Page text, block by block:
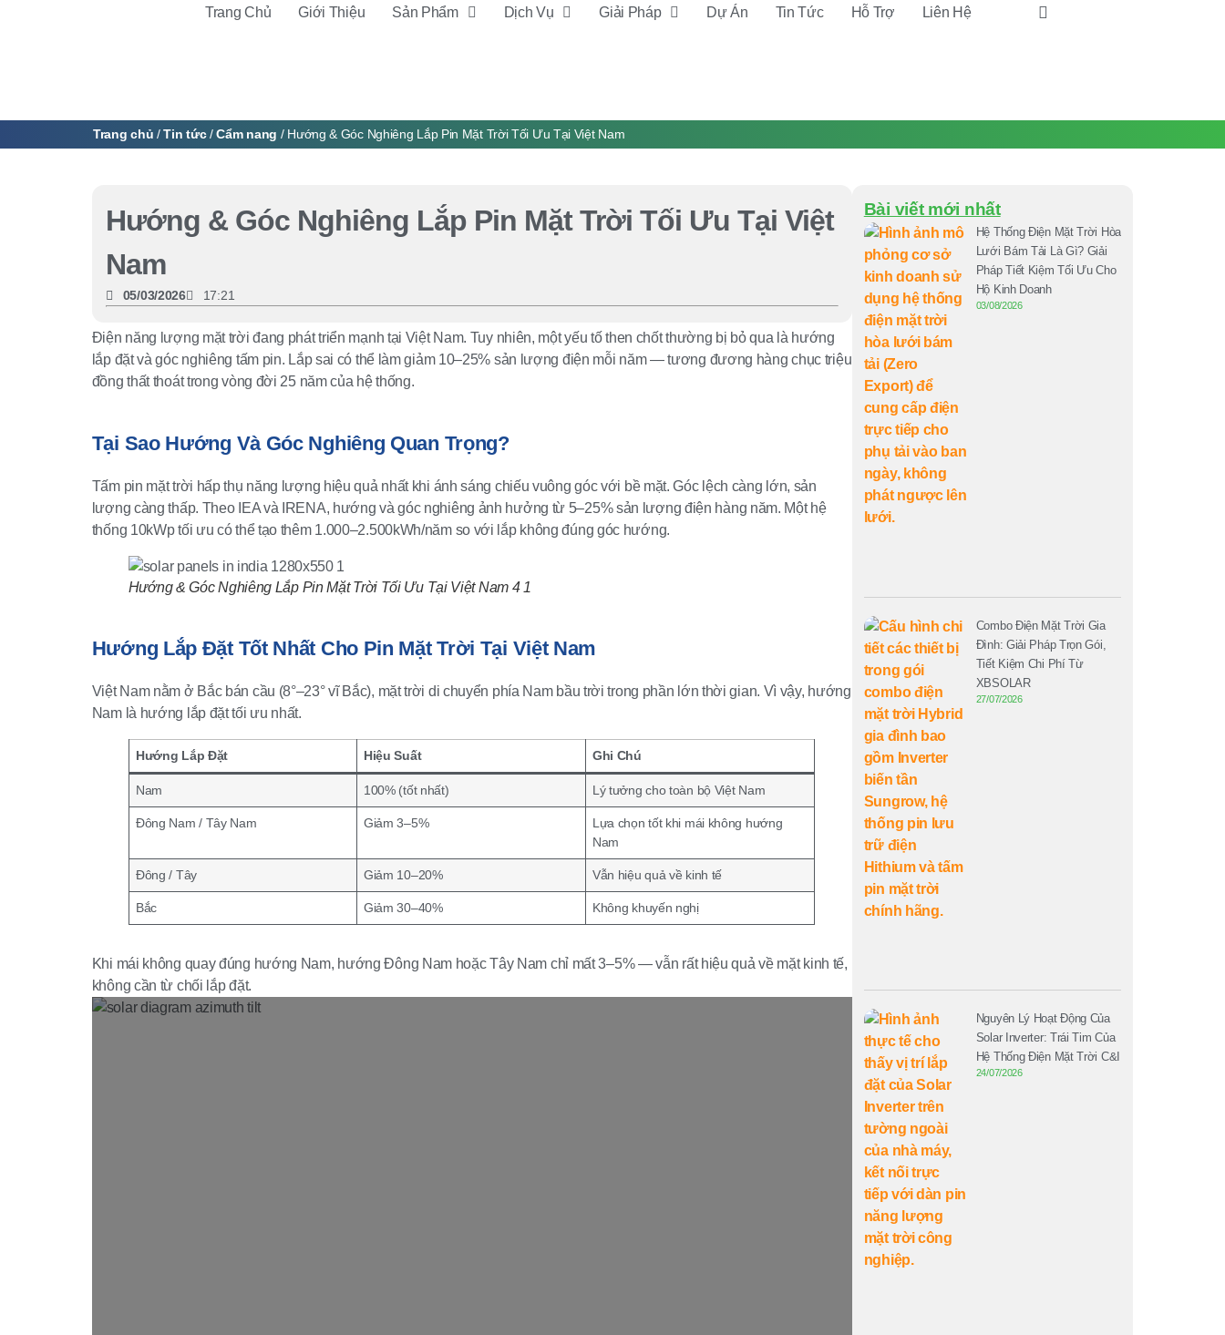
Trang Chủ Giới Thiệu Sản Phẩm Dịch Vụ Giải Pháp Dự Án Tin Tức Hỗ Trợ Liên Hệ
Trang chủ /Tin tức/Cẩm nang / Hướng & Góc Nghiêng Lắp Pin Mặt Trời Tối Ưu Tại Việt Nam
Hướng & Góc Nghiêng Lắp Pin Mặt Trời Tối Ưu Tại Việt
Nam
05/03/2026 17:21
Điện năng lượng mặt trời đang phát triển mạnh tại Việt Nam. Tuy nhiên, một yếu tố then chốt thường bị bỏ qua là hướng
lắp đặt và góc nghiêng tấm pin. Lắp sai có thể làm giảm 10–25% sản lượng điện mỗi năm — tương đương hàng chục triệu
đồng thất thoát trong vòng đời 25 năm của hệ thống.
Tại Sao Hướng Và Góc Nghiêng Quan Trọng?
Tấm pin mặt trời hấp thụ năng lượng hiệu quả nhất khi ánh sáng chiếu vuông góc với bề mặt. Góc lệch càng lớn, sản
lượng càng thấp. Theo IEA và IRENA, hướng và góc nghiêng ảnh hưởng từ 5–25% sản lượng điện hàng năm. Một hệ
thống 10kWp tối ưu có thể tạo thêm 1.000–2.500kWh/năm so với lắp không đúng góc hướng.
Hướng & Góc Nghiêng Lắp Pin Mặt Trời Tối Ưu Tại Việt Nam 4 1
Hướng Lắp Đặt Tốt Nhất Cho Pin Mặt Trời Tại Việt Nam
Việt Nam nằm ở Bắc bán cầu (8°–23° vĩ Bắc), mặt trời di chuyển phía Nam bầu trời trong phần lớn thời gian. Vì vậy, hướng
Nam là hướng lắp đặt tối ưu nhất.
Hướng Lắp Đặt Hiệu Suất Ghi Chú
Nam 100% (tốt nhất) Lý tưởng cho toàn bộ Việt Nam
Đông Nam / Tây Nam Giảm 3–5%
Lựa chọn tốt khi mái không hướng
Nam
Đông / Tây Giảm 10–20% Vẫn hiệu quả về kinh tế
Bắc Giảm 30–40% Không khuyến nghị
Khi mái không quay đúng hướng Nam, hướng Đông Nam hoặc Tây Nam chỉ mất 3–5% — vẫn rất hiệu quả về mặt kinh tế,
không cần từ chối lắp đặt.
Bài viết mới nhất
Hệ Thống Điện Mặt Trời Hòa
Lưới Bám Tải Là Gì? Giải
Pháp Tiết Kiệm Tối Ưu Cho
Hộ Kinh Doanh
03/08/2026
Combo Điện Mặt Trời Gia
Đình: Giải Pháp Trọn Gói,
Tiết Kiệm Chi Phí Từ
XBSOLAR
27/07/2026
Nguyên Lý Hoạt Động Của
Solar Inverter: Trái Tim Của
Hệ Thống Điện Mặt Trời C&I
24/07/2026